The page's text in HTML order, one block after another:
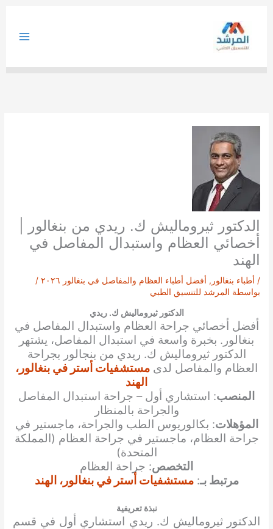
الدكتور ثيروماليش ك. ريدي من بنغالور |
أخصائي العظام واستبدال المفاصل في
الهند
/ أطباء بنغالور , أفضل أطباء العظام والمفاصل في بنغالور ٢٠٢٦
/
بواسطة المرشد للتنسيق الطبي
الدكتور ثيروماليش ك. ريدي
أفضل أخصائي جراحة العظام واستبدال المفاصل في
بنغالور. بخبرة واسعة في استبدال المفاصل، يشتهر
الدكتور ثيروماليش ك. ريدي من بنجالور بجراحة
العظام والمفاصل لدى مستشفيات أستر في بنغالور،
الهند
المنصب: استشاري أول – جراحة استبدال المفاصل
والجراحة بالمنظار
المؤهلات: بكالوريوس الطب والجراحة، ماجستير في
جراحة العظام، ماجستير في جراحة العظام (المملكة
المتحدة)
التخصص: جراحة العظام
مرتبط بـ:مستشفيات أستر في بنغالور، الهند
نبذة تعريفية
الدكتور ثيروماليش ك. ريدي استشاري أول في قسم